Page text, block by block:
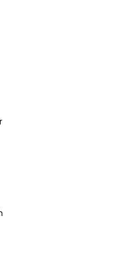
10ML 18MG